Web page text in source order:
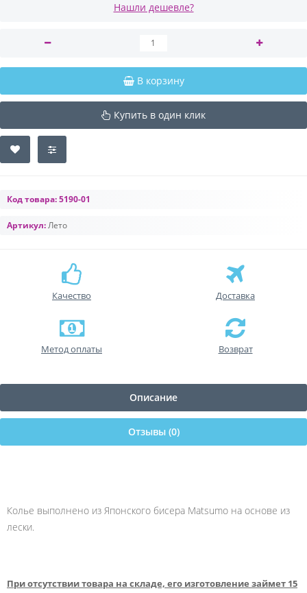
Нашли дешевле?
В корзину
Купить в один клик
Код товара:5190-01
Артикул:Лето
Качество Доставка
Метод оплаты Возврат
Описание
Отзывы (0)
Колье выполнено из Японского бисера Matsumo на основе из
лески.
При отсутствии товара на складе, его изготовление займет 15